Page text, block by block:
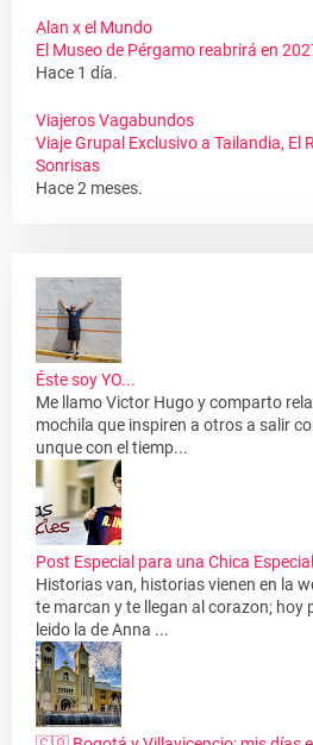
Alan x el Mundo
El Museo de Pérgamo reabrirá en
Hace 1 día.
Viajeros Vagabundos
Viaje Grupal Exclusivo a Tailandia, El
Sonrisas
Hace 2 meses.
Éste soy YO...
Me llamo Victor Hugo y comparto
mochila que inspiren a otros a salir
unque con el tiemp...
Post Especial para una Chica
Historias van, historias vienen en la
te marcan y te llegan al corazon; hoy
leido la de Anna ...